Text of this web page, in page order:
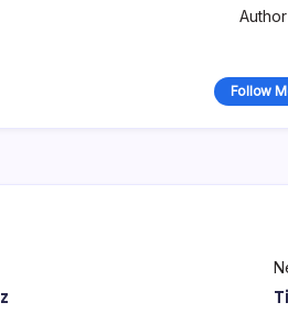
Author
Follow